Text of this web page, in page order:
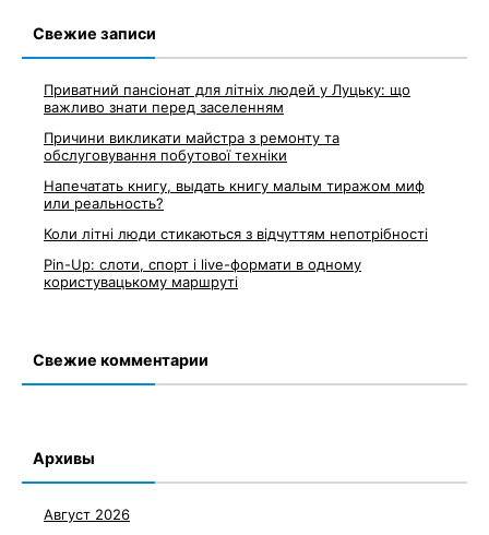
Свежие записи
Приватний пансіонат для літніх людей у Луцьку: що
важливо знати перед заселенням
Причини викликати майстра з ремонту та
обслуговування побутової техніки
Напечатать книгу, выдать книгу малым тиражом миф
или реальность?
Коли літні люди стикаються з відчуттям непотрібності
Pin-Up: слоти, спорт і live-формати в одному
користувацькому маршруті
Свежие комментарии
Архивы
Август 2026